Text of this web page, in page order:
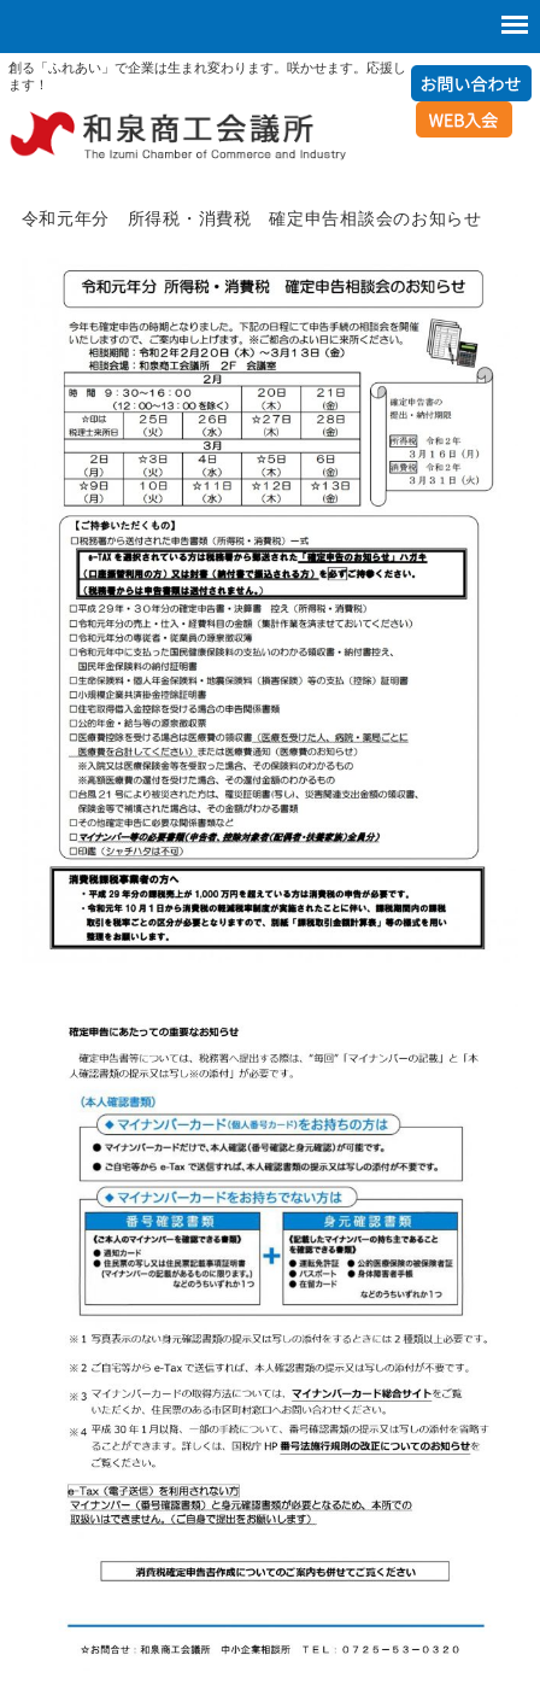
創る「ふれあい」で企業は生まれ変わります。咲かせます。応援し
ます！
令和元年分 所得税・消費税 確定申告相談会のお知らせ